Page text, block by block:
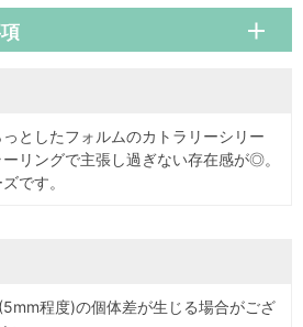
としたフォルムのカトラリーシリー
リングで主張し過ぎない存在感が◎。
です。
程度)の個体差が生じる場合がござ